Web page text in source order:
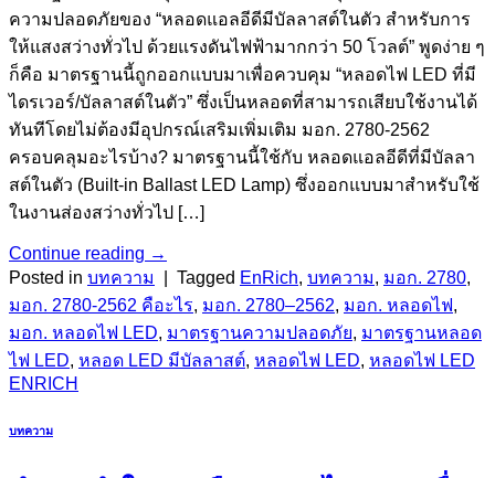
ความปลอดภัยของ “หลอดแอลอีดีมีบัลลาสต์ในตัว สำหรับการ
ให้แสงสว่างทั่วไป ด้วยแรงดันไฟฟ้ามากกว่า 50 โวลต์” พูดง่าย ๆ
ก็คือ มาตรฐานนี้ถูกออกแบบมาเพื่อควบคุม “หลอดไฟ LED ที่มี
ไดรเวอร์/บัลลาสต์ในตัว” ซึ่งเป็นหลอดที่สามารถเสียบใช้งานได้
ทันทีโดยไม่ต้องมีอุปกรณ์เสริมเพิ่มเติม มอก. 2780-2562
ครอบคลุมอะไรบ้าง? มาตรฐานนี้ใช้กับ หลอดแอลอีดีที่มีบัลลา
สต์ในตัว (Built-in Ballast LED Lamp) ซึ่งออกแบบมาสำหรับใช้
ในงานส่องสว่างทั่วไป […]
Continue reading →
Posted in บทความ Tagged EnRich, บทความ, มอก. 2780,
มอก. 2780-2562 คือะไร, มอก. 2780–2562, มอก. หลอดไฟ,
มอก. หลอดไฟ LED, มาตรฐานความปลอดภัย, มาตรฐานหลอด
ไฟ LED, หลอด LED มีบัลลาสต์, หลอดไฟ LED, หลอดไฟ LED
ENRICH
บทความ